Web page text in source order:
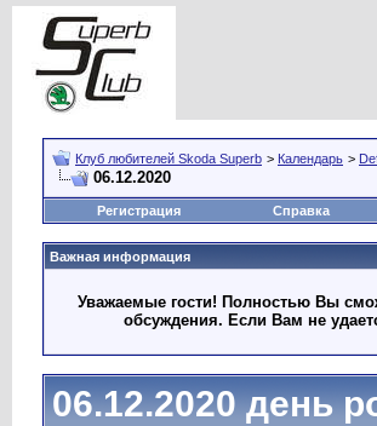
Клуб любителей Skoda Superb > Календарь >
06.12.2020
Регистрация Справка
Важная информация
Уважаемые гости! Полностью Вы
обсуждения. Если Вам не
06.12.2020 день